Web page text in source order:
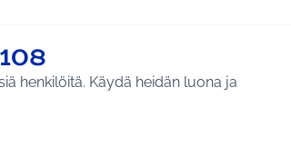
henkilöitä. Käydä heidän luona ja